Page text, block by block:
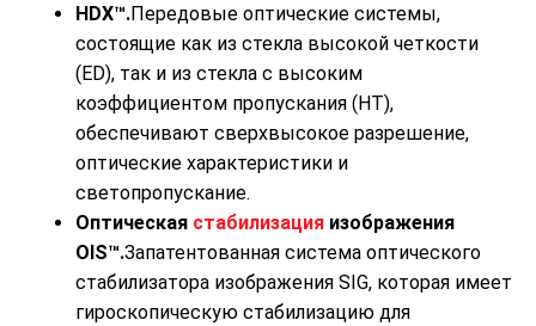
HDX™.Передовые оптические системы,
состоящие как из стекла высокой четкости
(ED), так и из стекла с высоким
коэффициентом пропускания (HT),
обеспечивают сверхвысокое разрешение,
оптические характеристики и
светопропускание.
Оптическая стабилизация изображения
OIS™.Запатентованная система оптического
стабилизатора изображения SIG, которая имеет
гироскопическую стабилизацию для